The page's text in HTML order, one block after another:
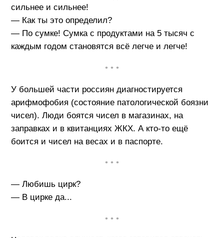
сильнее и сильнее!
— Как ты это определил?
— По сумке! Сумка с продуктами на 5 тысяч с
каждым годом становятся всё легче и легче!
• • •
У большей части россиян диагностируется
арифмофобия (состояние патологической боязни
чисел). Люди боятся чисел в магазинах, на
заправках и в квитанциях ЖКХ. А кто-то ещё
боится и чисел на весах и в паспорте.
• • •
— Любишь цирк?
— В цирке да...
• • •